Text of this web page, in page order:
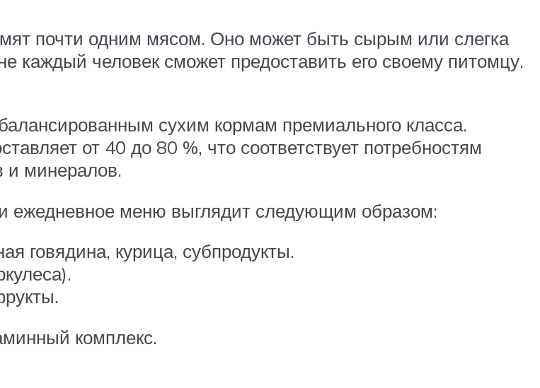
почти одним мясом. Оно может быть сырым или слегка
каждый человек сможет предоставить его своему питомцу.
сухим кормам премиального класса.
от 40 до 80 %, что соответствует потребностям
и минералов.
ежедневное меню выглядит следующим образом:
говядина, курица, субпродукты.
комплекс.